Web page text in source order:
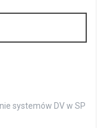
systemów DV w SP